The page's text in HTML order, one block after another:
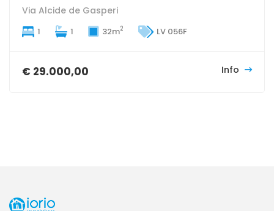
Via Alcide de Gasperi
1 1 32m2 LV 056F
€ 29.000,00 Info